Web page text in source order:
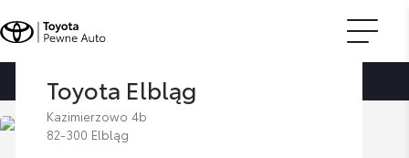
Strona główna Znajdź dilera
Toyota Elbląg
Kazimierzowo 4b
82-300 Elbląg